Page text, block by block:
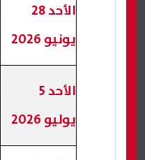
الأحد 28
يونيو 2026
الأحد 5
يوليو 2026